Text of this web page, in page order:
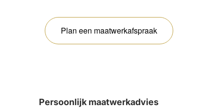
Plan een maatwerkafspraak
Persoonlijk maatwerkadvies